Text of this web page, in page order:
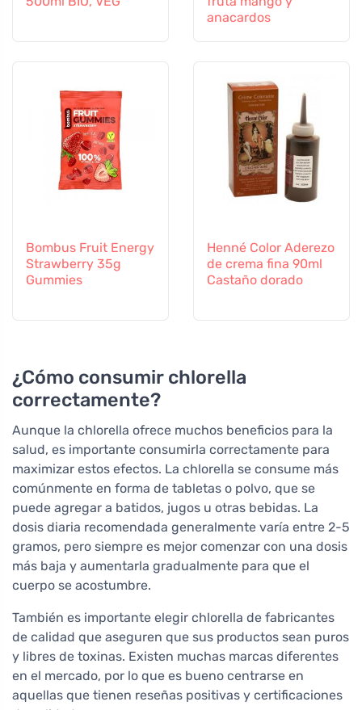
anacardos
Bombus Fruit Energy
Strawberry 35g
Gummies
Henné Color Aderezo
de crema fina 90ml
Castaño dorado
¿Cómo consumir chlorella
correctamente?
Aunque la chlorella ofrece muchos beneficios para la
salud, es importante consumirla correctamente para
maximizar estos efectos. La chlorella se consume más
comúnmente en forma de tabletas o polvo, que se
puede agregar a batidos, jugos u otras bebidas. La
dosis diaria recomendada generalmente varía entre 2-5
gramos, pero siempre es mejor comenzar con una dosis
más baja y aumentarla gradualmente para que el
cuerpo se acostumbre.
También es importante elegir chlorella de fabricantes
de calidad que aseguren que sus productos sean puros
y libres de toxinas. Existen muchas marcas diferentes
en el mercado, por lo que es bueno centrarse en
aquellas que tienen reseñas positivas y certificaciones